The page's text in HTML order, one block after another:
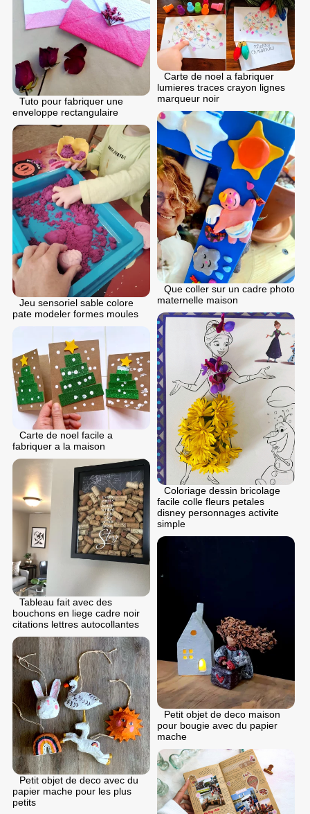
Tuto pour fabriquer une
enveloppe rectangulaire
Carte de noel a fabriquer
lumieres traces crayon lignes
marqueur noir
Que coller sur un cadre photo
maternelle maison
Jeu sensoriel sable colore
pate modeler formes moules
Coloriage dessin bricolage
facile colle fleurs petales
disney personnages activite
simple
Carte de noel facile a
fabriquer a la maison
Tableau fait avec des
bouchons en liege cadre noir
citations lettres autocollantes
Petit objet de deco maison
pour bougie avec du papier
mache
Petit objet de deco avec du
papier mache pour les plus
petits